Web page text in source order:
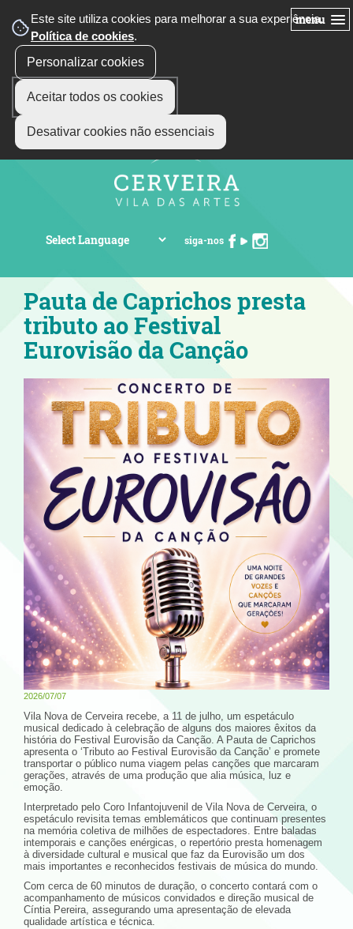
Este site utiliza cookies para melhorar a sua experiência.
Política de cookies.
Personalizar cookies
Aceitar todos os cookies
Desativar cookies não essenciais
menu
siga-nos
Pauta de Caprichos presta
tributo ao Festival
Eurovisão da Canção
2026/07/07
Vila Nova de Cerveira recebe, a 11 de julho, um espetáculo
musical dedicado à celebração de alguns dos maiores êxitos da
história do Festival Eurovisão da Canção. A Pauta de Caprichos
apresenta o ‘Tributo ao Festival Eurovisão da Canção’ e promete
transportar o público numa viagem pelas canções que marcaram
gerações, através de uma produção que alia música, luz e
emoção.
Interpretado pelo Coro Infantojuvenil de Vila Nova de Cerveira, o
espetáculo revisita temas emblemáticos que continuam presentes
na memória coletiva de milhões de espectadores. Entre baladas
intemporais e canções enérgicas, o repertório presta homenagem
à diversidade cultural e musical que faz da Eurovisão um dos
mais importantes e reconhecidos festivais de música do mundo.
Com cerca de 60 minutos de duração, o concerto contará com o
acompanhamento de músicos convidados e direção musical de
Cíntia Pereira, assegurando uma apresentação de elevada
qualidade artística e técnica.